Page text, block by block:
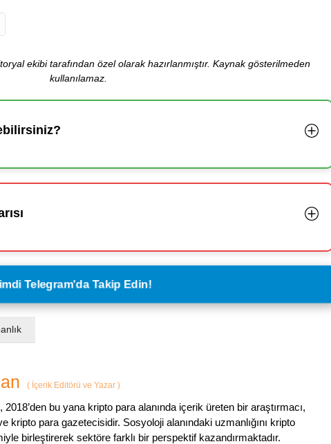
ekibi tarafından özel olarak hazırlanmıştır. Kaynak gösterilmeden
kullanılamaz.
Telegram'da Takip Edin!
( İçerik Editörü ve Yazar )
2018’den bu yana kripto para alanında içerik üreten bir araştırmacı,
kripto para gazetecisidir. Sosyoloji alanındaki uzmanlığını kripto
birleştirerek sektöre farklı bir perspektif kazandırmaktadır.